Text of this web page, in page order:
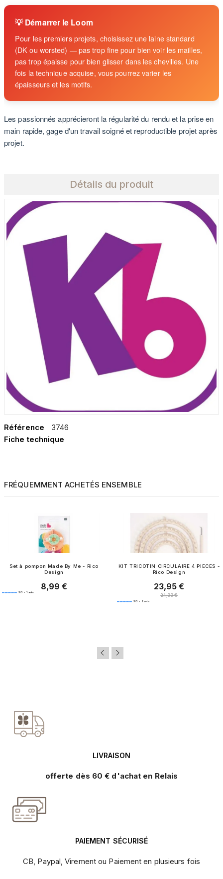
💡 Démarrer le Loom
Pour les premiers projets, choisissez une laine standard
(DK ou worsted) — pas trop fine pour bien voir les mailles,
pas trop épaisse pour bien glisser dans les chevilles. Une
fois la technique acquise, vous pourrez varier les
épaisseurs et les motifs.
Les passionnés apprécieront la régularité du rendu et la prise en
main rapide, gage d'un travail soigné et reproductible projet après
projet.
Détails du produit
Référence
3746
Fiche technique
FRÉQUEMMENT ACHETÉS ENSEMBLE
Set à pompon Made By Me - Rico
Design
Prix
8,99 €
5/5 - 1 avis
KIT TRICOTIN CIRCULAIRE 4 PIECES -
Rico Design
Prix
23,95 €
Prix normal
24,99 €
5/5 - 2avis
LIVRAISON
offerte dès 60 € d'achat en Relais
PAIEMENT SÉCURISÉ
CB, Paypal, Virement ou Paiement en plusieurs fois